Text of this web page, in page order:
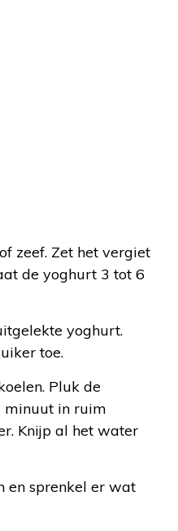
zeef. Zet het vergiet
de yoghurt 3 tot 6
yoghurt.
toe.
Pluk de
minuut in ruim
Knijp al het water
en sprenkel er wat